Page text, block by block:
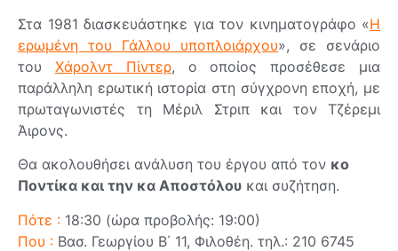
Στα 1981 διασκευάστηκε για τον κινηματογράφο «Η
ερωμένη του Γάλλου υποπλοιάρχου», σε σενάριο
του Χάρολντ Πίντερ, ο οποίος προσέθεσε μια
παράλληλη ερωτική ιστορία στη σύγχρονη εποχή, με
πρωταγωνιστές τη Μέριλ Στριπ και τον Τζέρεμι
Άιρονς.
Θα ακολουθήσει ανάλυση του έργου από τον κο
Ποντίκα και την κα Αποστόλου και συζήτηση.
Πότε : 18:30 (ώρα προβολής: 19:00)
Που : Βασ. Γεωργίου Β΄ 11, Φιλοθέη. τηλ.: 210 6745